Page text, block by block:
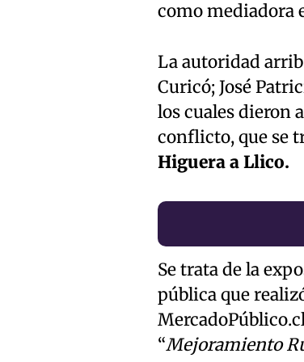
como mediadora
La autoridad
Curicó; José
los cuales dieron
conflicto, que se
Higuera a Llico.
Se trata de la
pública que
“Mejoramiento